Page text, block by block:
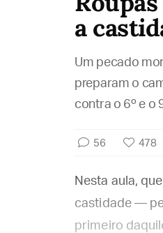
a
Um pecado
preparam o
contra o 6º e o
56 478
Nesta aula,
castidade —
primeiro